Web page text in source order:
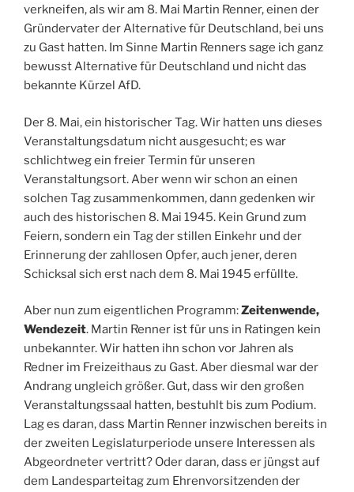
verkneifen, als wir am 8. Mai Martin Renner, einen der
Gründervater der Alternative für Deutschland, bei uns
zu Gast hatten. Im Sinne Martin Renners sage ich ganz
bewusst Alternative für Deutschland und nicht das
bekannte Kürzel AfD.
Der 8. Mai, ein historischer Tag. Wir hatten uns dieses
Veranstaltungsdatum nicht ausgesucht; es war
schlichtweg ein freier Termin für unseren
Veranstaltungsort. Aber wenn wir schon an einen
solchen Tag zusammenkommen, dann gedenken wir
auch des historischen 8. Mai 1945. Kein Grund zum
Feiern, sondern ein Tag der stillen Einkehr und der
Erinnerung der zahllosen Opfer, auch jener, deren
Schicksal sich erst nach dem 8. Mai 1945 erfüllte.
Aber nun zum eigentlichen Programm:Zeitenwende,
Wendezeit. Martin Renner ist für uns in Ratingen kein
unbekannter. Wir hatten ihn schon vor Jahren als
Redner im Freizeithaus zu Gast. Aber diesmal war der
Andrang ungleich größer. Gut, dass wir den großen
Veranstaltungssaal hatten, bestuhlt bis zum Podium.
Lag es daran, dass Martin Renner inzwischen bereits in
der zweiten Legislaturperiode unsere Interessen als
Abgeordneter vertritt? Oder daran, dass er jüngst auf
dem Landesparteitag zum Ehrenvorsitzenden der